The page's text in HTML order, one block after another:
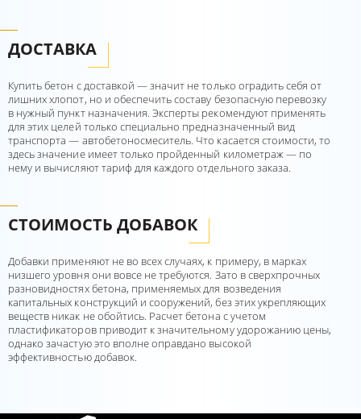
ДОСТАВКА
Купить бетон с доставкой — значит не только оградить себя от
лишних хлопот, но и обеспечить составу безопасную перевозку
в нужный пункт назначения. Эксперты рекомендуют применять
для этих целей только специально предназначенный вид
транспорта — автобетоносмеситель. Что касается стоимости, то
здесь значение имеет только пройденный километраж — по
нему и вычисляют тариф для каждого отдельного заказа.
СТОИМОСТЬ ДОБАВОК
Добавки применяют не во всех случаях, к примеру, в марках
низшего уровня они вовсе не требуются. Зато в сверхпрочных
разновидностях бетона, применяемых для возведения
капитальных конструкций и сооружений, без этих укрепляющих
веществ никак не обойтись. Расчет бетона с учетом
пластификаторов приводит к значительному удорожанию цены,
однако зачастую это вполне оправдано высокой
эффективностью добавок.